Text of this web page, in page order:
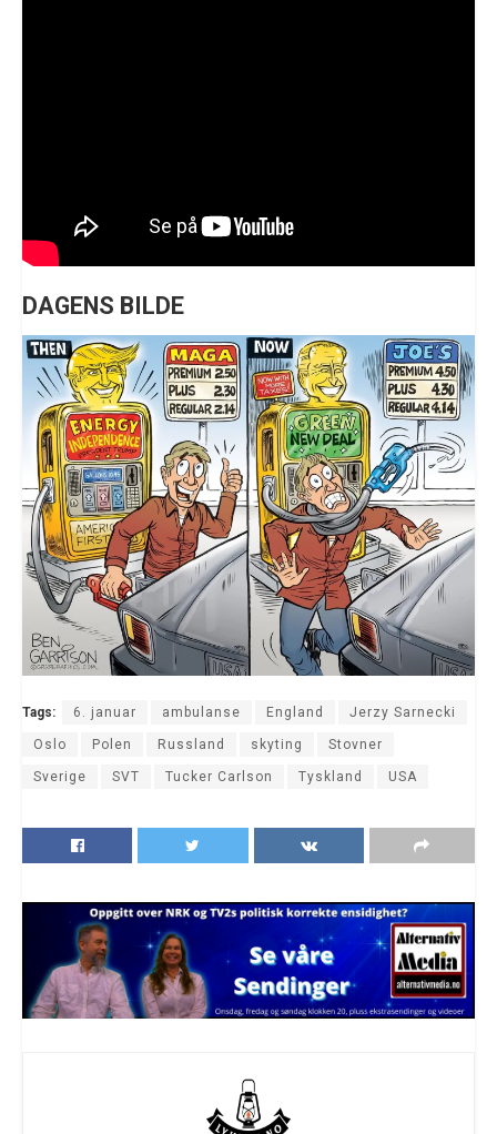
DAGENS BILDE
Tags: 6. januar ambulanse England Jerzy Sarnecki
Oslo Polen Russland skyting Stovner
Sverige SVT Tucker Carlson Tyskland USA